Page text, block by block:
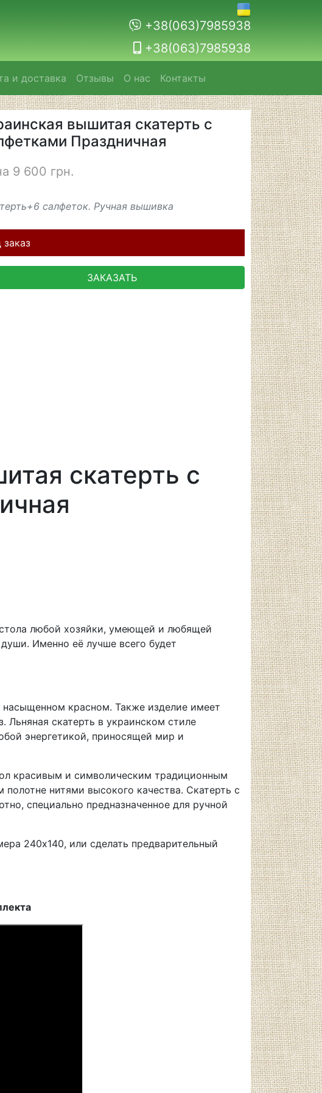
+38(063)7985938
+38(063)7985938
и доставка Отзывы О нас Контакты
вышитая скатерть с
Праздничная
9 600 грн.
салфеток. Ручная вышивка
ЗАКАЗАТЬ
скатерть с
любой хозяйки, умеющей и любящей
Именно её лучше всего будет
красном. Также изделие имеет
скатерть в украинском стиле
энергетикой, приносящей мир и
красивым и символическим традиционным
нитями высокого качества. Скатерть с
специально предназначенное для ручной
240х140, или сделать предварительный